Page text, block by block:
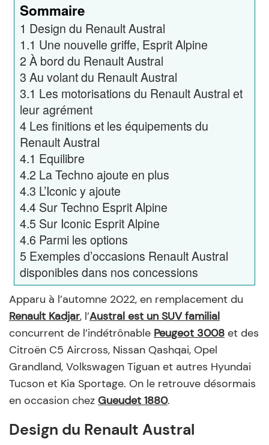
Sommaire
1 Design du Renault Austral
1.1 Une nouvelle griffe, Esprit Alpine
2 À bord du Renault Austral
3 Au volant du Renault Austral
3.1 Les motorisations du Renault Austral et
leur agrément
4 Les finitions et les équipements du
Renault Austral
4.1 Equilibre
4.2 La Techno ajoute en plus
4.3 L’Iconic y ajoute
4.4 Sur Techno Esprit Alpine
4.5 Sur Iconic Esprit Alpine
4.6 Parmi les options
5 Exemples d’occasions Renault Austral
disponibles dans nos concessions
Apparu à l’automne 2022, en remplacement du
Renault Kadjar, l’Austral est un SUV familial
concurrent de l’indétrônable Peugeot 3008 et des
Citroën C5 Aircross, Nissan Qashqai, Opel
Grandland, Volkswagen Tiguan et autres Hyundai
Tucson et Kia Sportage. On le retrouve désormais
en occasion chez Gueudet 1880.
Design du Renault Austral